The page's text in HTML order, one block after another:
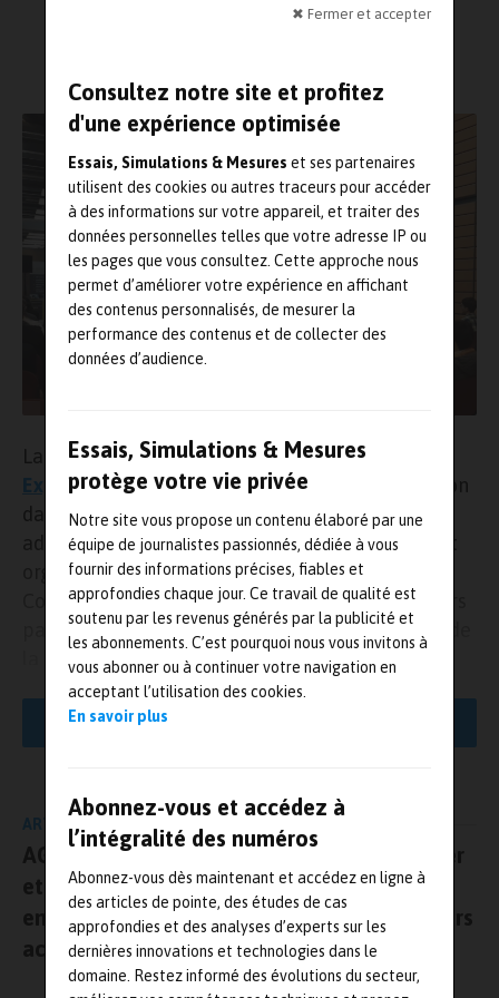
✖ Fermer et accepter
Consultez notre site et profitez
d'une expérience optimisée
Essais, Simulations & Mesures et ses partenaires
utilisent des cookies ou autres traceurs pour accéder
à des informations sur votre appareil, et traiter des
données personnelles telles que votre adresse IP ou
les pages que vous consultez. Cette approche nous
permet d’améliorer votre expérience en affichant
des contenus personnalisés, de mesurer la
performance des contenus et de collecter des
données d’audience.
Essais, Simulations & Mesures
protège votre vie privée
Notre site vous propose un contenu élaboré par une
équipe de journalistes passionnés, dédiée à vous
fournir des informations précises, fiables et
approfondies chaque jour. Ce travail de qualité est
soutenu par les revenus générés par la publicité et
les abonnements. C’est pourquoi nous vous invitons à
vous abonner ou à continuer votre navigation en
acceptant l’utilisation des cookies.
En savoir plus
Abonnez-vous et accédez à
l’intégralité des numéros
Abonnez-vous dès maintenant et accédez en ligne à
des articles de pointe, des études de cas
approfondies et des analyses d’experts sur les
dernières innovations et technologies dans le
domaine. Restez informé des évolutions du secteur,
Lecture : 3 minutes
La nouvelle édition deMesures Solutions
Expo2022se tiendra à la Cité des Congrès de Lyon
dans trois semaines. Né de la volonté des
adhérents du Réseau Mesure, cet évènement est
organisé depuis 2021 en partenariat avec le
Collège français de métrologie (CFM) et plusieurs
partenaires de la formation, du recrutement et de
la communication. En un seul lieu, il présentera
l’exhaustivité de l’offre de la mesure, du monde de
la recherche à celui de la production, des solutions
actuelles aux perspectives futures. Cet
reflet de l’évolution du monde industriel. Les
innovations y seront donc nombreuses dans la
mesure où beaucoup n’ont pas pu être présentées
durant les derniers mois.
En proposant une offre générale répondant aux besoins potentiels
multiples, le Réseau Mesure
a souhaité réunir les professionnels
de la mesure afin de proposer aux visiteurs des solutions
ARTICLE PRÉCÉDENT
AGLED, un dispositif permettant de détecter
et de localiser des fuites de gaz dans un
environnement industriel à partir de capteurs
acoustiques